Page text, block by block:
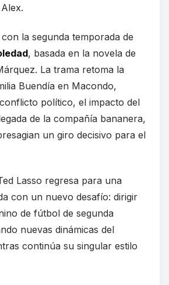
la segunda temporada de
, basada en la novela de
La trama retoma la
Buendía en Macondo,
político, el impacto del
de la compañía bananera,
un giro decisivo para el
Lasso regresa para una
con un nuevo desafío: dirigir
de fútbol de segunda
nuevas dinámicas del
continúa su singular estilo